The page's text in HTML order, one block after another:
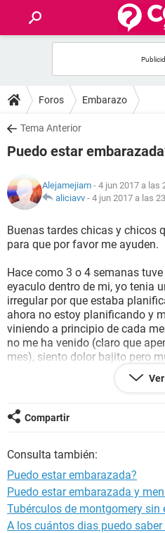
FOROS
SALUD
NUTRICIÓN
BIENESTAR
SEXUALIDAD
GLOSARIO
Foros Embarazo
Tema Anterior
Puedo estar
Alejamejiam - 4 jun 2017 a las
aliciavv - 4 jun 2017 a las
Buenas tardes chicas y chicos
para que por favor me ayuden.
Hace como 3 o 4 semanas
eyaculo dentro de mi, yo tenia
irregular por que estaba
ahora no estoy planificando y
viniendo a principio de cada
no me ha venido (claro que
mes), siento dolor bajito pero
blanco, me da mucho sueño y
boca abajo me duele el vientre
ganas de vomitar pero no
muy seguido y me mareo, no
muy facil cuando estoy
Mi pregunta es Estare
Compartir
Consulta también:
Puedo estar embarazada?
Puedo estar embarazada y
Tubérculos de montgomery sin
A los cuántos dias puedo